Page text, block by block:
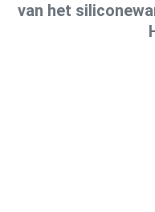
van het